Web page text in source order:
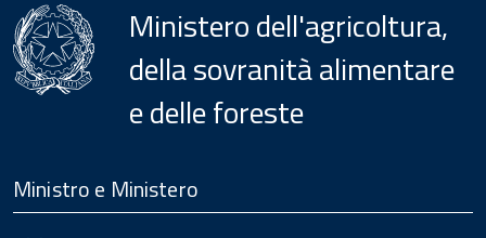
Ministero dell'agricoltura,
della sovranità alimentare
e delle foreste
Footer
Ministro e Ministero